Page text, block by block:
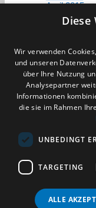
April 2015
Zertifizierung /
Datenschutzerklärung
Kontakt und Anfahrt
Diese
Wir verwenden
und unseren
über Ihre Nutzung
Analysepartner
Informationen
die sie im Rahmen
UNBEDINGT
TARGETING
ALLE